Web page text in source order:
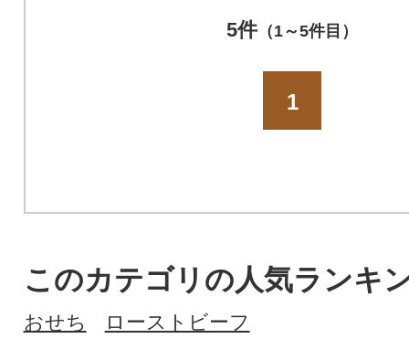
5件（1～5件目）
1
このカテゴリの人気ランキ
おせち ローストビーフ